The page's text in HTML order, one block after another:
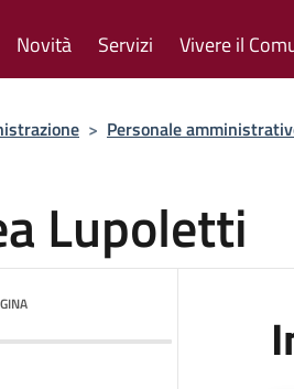
Novità Servizi Vivere il
> Personale
Lupoletti